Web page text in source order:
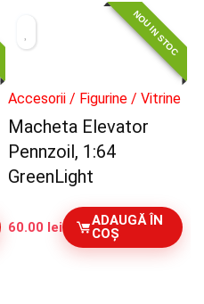
NOU IN STOC
Accesorii / Figurine / Vitrine
Macheta Elevator
Pennzoil, 1:64
GreenLight
60.00 lei
ADAUGĂ ÎN
COȘ